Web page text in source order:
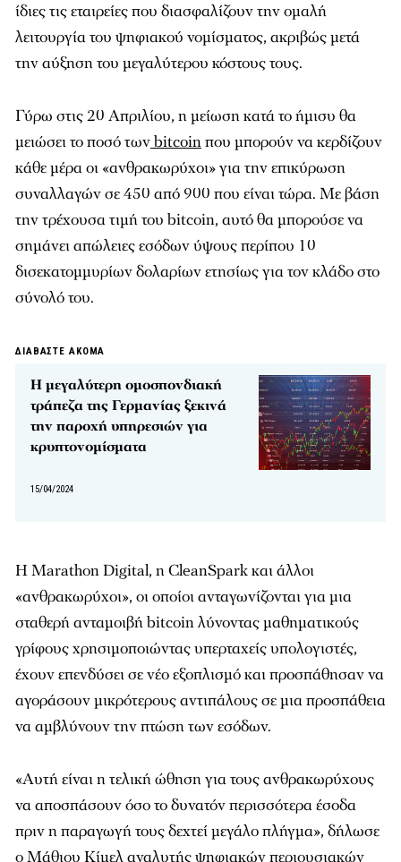
ίδιες τις εταιρείες που διασφαλίζουν την ομαλή
λειτουργία του ψηφιακού νομίσματος, ακριβώς μετά
την αύξηση του μεγαλύτερου κόστους τους.
Γύρω στις 20 Απριλίου, η μείωση κατά το ήμισυ θα
μειώσει το ποσό τωνbitcoinπου μπορούν να κερδίζουν
κάθε μέρα οι «ανθρακωρύχοι» για την επικύρωση
συναλλαγών σε 450 από 900 που είναι τώρα. Με βάση
την τρέχουσα τιμή του bitcoin, αυτό θα μπορούσε να
σημάνει απώλειες εσόδων ύψους περίπου 10
δισεκατομμυρίων δολαρίων ετησίως για τον κλάδο στο
σύνολό του.
ΔΙΑΒΑΣΤΕ ΑΚΟΜΑ
Η μεγαλύτερη ομοσπονδιακή
τράπεζα της Γερμανίας ξεκινά
την παροχή υπηρεσιών για
κρυπτονομίσματα
15/04/2024
Η Marathon Digital, η CleanSpark και άλλοι
«ανθρακωρύχοι», οι οποίοι ανταγωνίζονται για μια
σταθερή ανταμοιβή bitcoin λύνοντας μαθηματικούς
γρίφους χρησιμοποιώντας υπερταχείς υπολογιστές,
έχουν επενδύσει σε νέο εξοπλισμό και προσπάθησαν να
αγοράσουν μικρότερους αντιπάλους σε μια προσπάθεια
να αμβλύνουν την πτώση των εσόδων.
«Αυτή είναι η τελική ώθηση για τους ανθρακωρύχους
να αποσπάσουν όσο το δυνατόν περισσότερα έσοδα
πριν η παραγωγή τους δεχτεί μεγάλο πλήγμα», δήλωσε
ο Μάθιου Κίμελ αναλυτής ψηφιακών περιουσιακών